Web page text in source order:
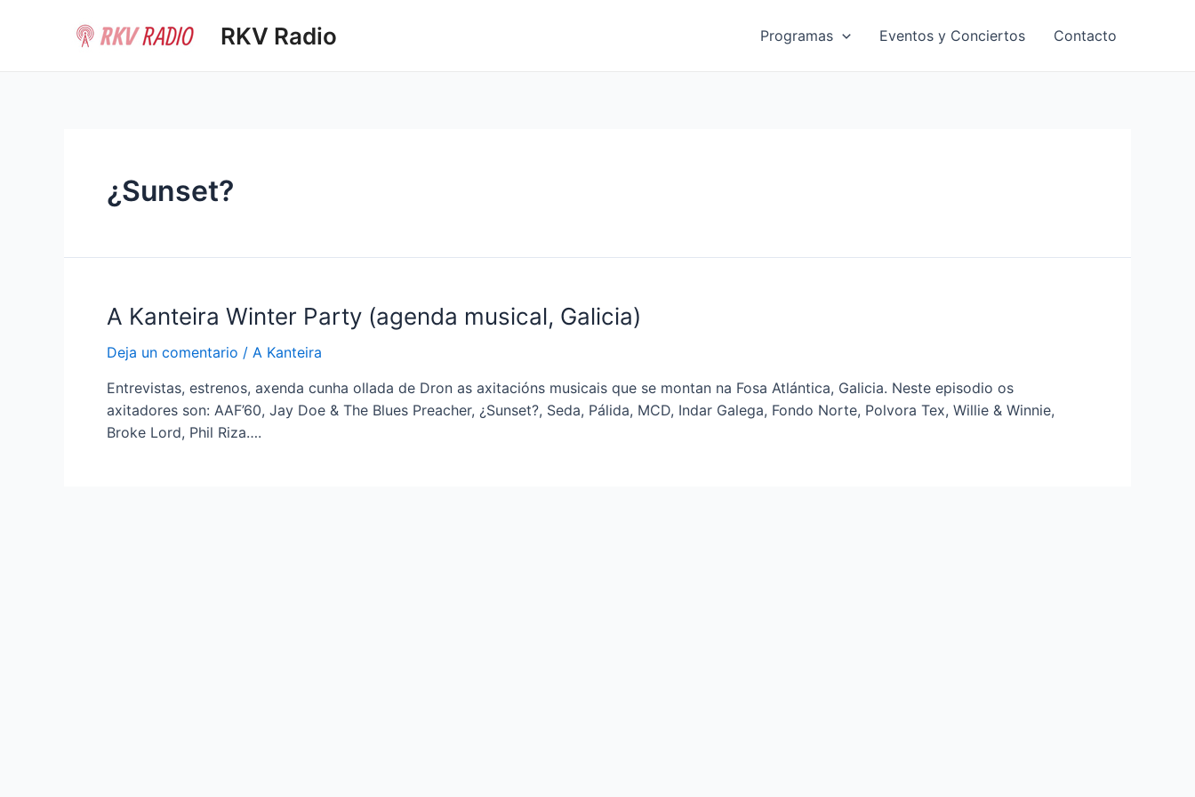
RKV Radio Programas Eventos y Conciertos Contacto
¿Sunset?
A Kanteira Winter Party (agenda musical, Galicia)
Deja un comentario / A Kanteira
Entrevistas, estrenos, axenda cunha ollada de Dron as axitacións musicais que se montan na Fosa Atlántica, Galicia. Neste episodio os
axitadores son: AAF’60, Jay Doe & The Blues Preacher, ¿Sunset?, Seda, Pálida, MCD, Indar Galega, Fondo Norte, Polvora Tex, Willie & Winnie,
Broke Lord, Phil Riza….